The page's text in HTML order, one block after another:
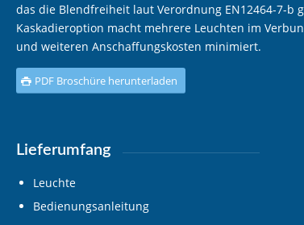
das die Blendfreiheit laut Verordnung EN12464-7-b
Kaskadieroption macht mehrere Leuchten im
und weiteren Anschaffungskosten minimiert.
PDF Broschüre herunterladen
Lieferumfang
Leuchte
Bedienungsanleitung